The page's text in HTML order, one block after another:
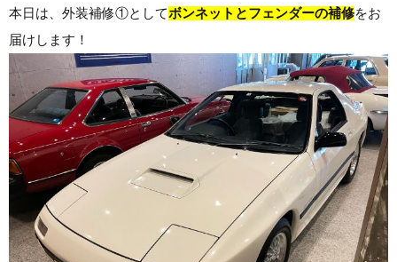
本日は、外装補修①としてボンネットとフェンダーの補修をお
届けします！